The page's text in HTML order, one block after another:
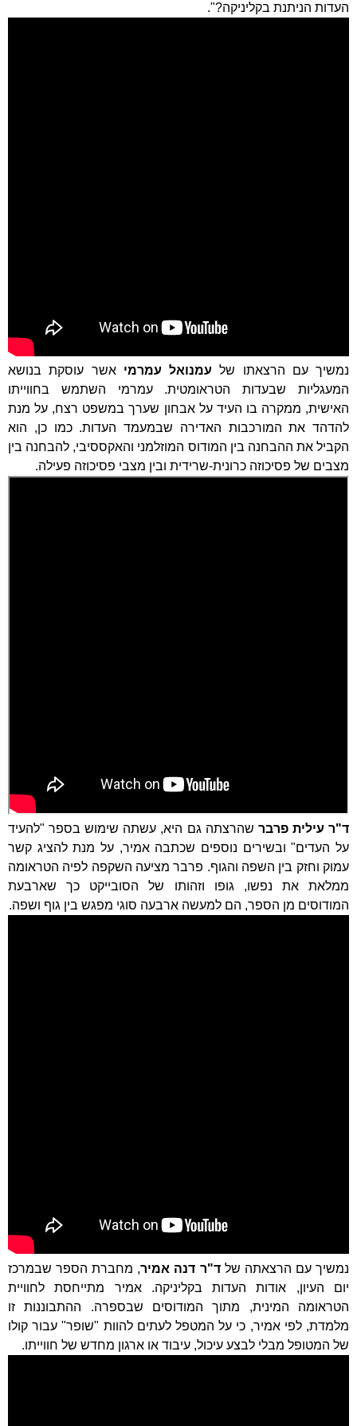
העדות הניתנת בקליניקה?".
נמשיך עם הרצאתו של עמנואל עמרמי
אשר עוסקת בנושא
המעגליות שבעדות הטראומטית. עמרמי השתמש בחווייתו
האישית, ממקרה בו העיד על אבחון שערך במשפט רצח, על מנת
להדהד את המורכבות האדירה שבמעמד העדות. כמו כן, הוא
הקביל את ההבחנה בין המודוס המוזלמני והאקססיבי, להבחנה בין
מצבים של פסיכוזה כרונית-שרידית ובין מצבי פסיכוזה פעילה.
ד"ר עילית פרבר שהרצתה גם היא, עשתה שימוש בספר "להעיד
על העדים" ובשירים נוספים שכתבה אמיר, על מנת להציג קשר
עמוק וחזק בין השפה והגוף. פרבר מציעה השקפה לפיה הטראומה
ממלאת את נפשו, גופו וזהותו של הסובייקט כך שארבעת
המודוסים מן הספר, הם למעשה ארבעה סוגי מפגש בין גוף ושפה.
נמשיך עם הרצאתה של ד"ר דנה אמיר, מחברת הספר שבמרכז
יום העיון, אודות העדות בקליניקה. אמיר מתייחסת לחוויית
הטראומה המינית, מתוך המודוסים שבספרה. ההתבוננות זו
מלמדת, לפי אמיר, כי על המטפל לעתים להוות "שופר" עבור קולו
של המטופל מבלי לבצע עיכול, עיבוד או ארגון מחדש של חווייתו.